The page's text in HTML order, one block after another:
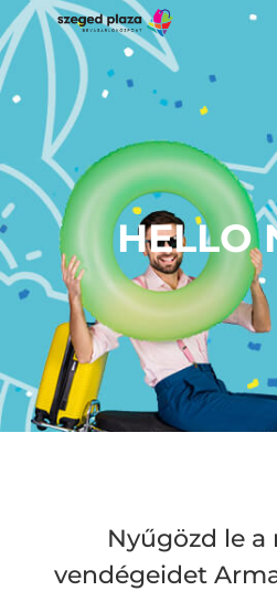
HELLO
Nyűgözd le a
vendégeidet